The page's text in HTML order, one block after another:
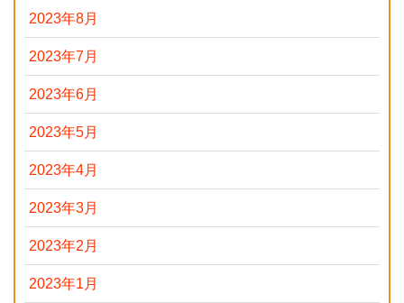
2023年8月
2023年7月
2023年6月
2023年5月
2023年4月
2023年3月
2023年2月
2023年1月